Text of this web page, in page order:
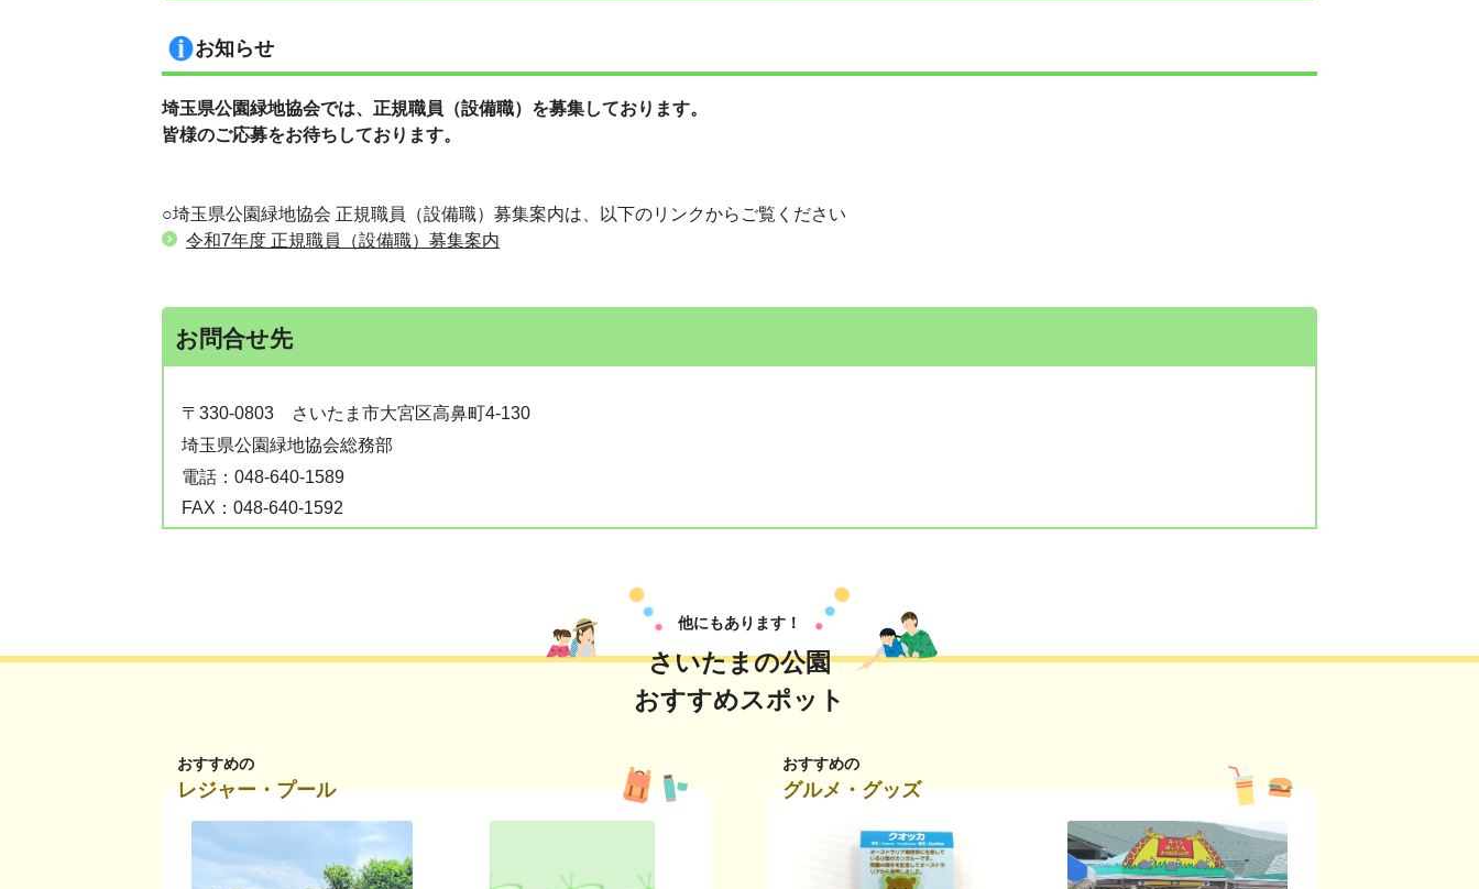
お知らせ
埼玉県公園緑地協会では、正規職員（設備職）を募集しております。
皆様のご応募をお待ちしております。
○埼玉県公園緑地協会 正規職員（設備職）募集案内は、
以下のリンクからご覧ください
令和7年度 正規職員（設備職）募集案内
お問合せ先
〒330-0803
さいたま市大宮区高鼻町4-130
埼玉県公園緑地協会総務部
電話： 048-640-1589
FAX： 048-640-1592
他にもあります！
さいたまの公園
おすすめスポット
おすすめの
レジャー・プール
おすすめの
グルメ・グッズ